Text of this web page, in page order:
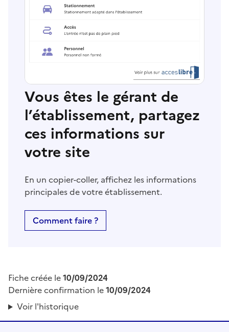
Vous êtes le gérant de
l’établissement, partagez
ces informations sur
votre site
En un copier-coller, affichez les informations
principales de votre établissement.
Comment faire ?
Fiche créée le10/09/2024
Dernière confirmation le10/09/2024
Voir l'historique